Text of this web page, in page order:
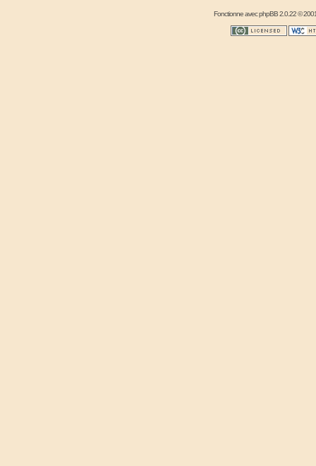
Fonctionne avecphpBB2.0.22 ©